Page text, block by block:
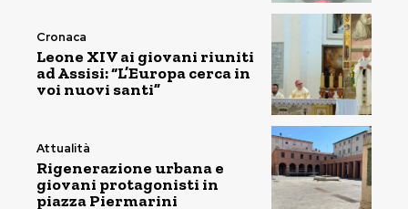
Cronaca
Leone XIV ai giovani riuniti
ad Assisi: “L’Europa cerca in
voi nuovi santi”
Attualità
Rigenerazione urbana e
giovani protagonisti in
piazza Piermarini